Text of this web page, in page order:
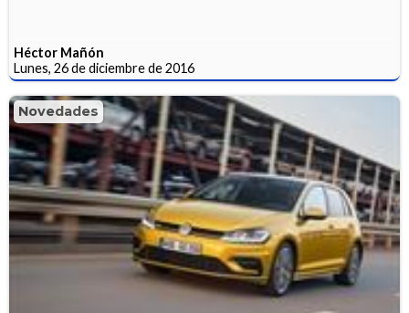
Héctor Mañón
Lunes, 26 de diciembre de 2016
Novedades